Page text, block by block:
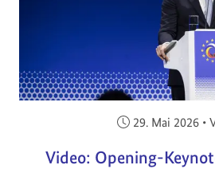
Veröffentlicht
29. Mai 2026 •
Video: Opening-